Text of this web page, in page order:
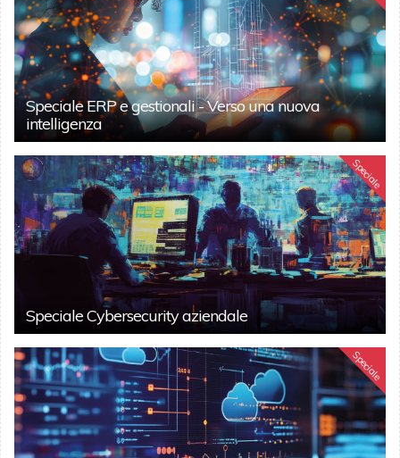
Speciale ERP e gestionali - Verso una nuova
intelligenza
Speciale
Speciale Cybersecurity aziendale
Speciale